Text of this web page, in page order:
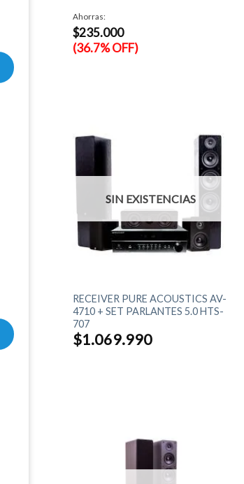
precio
actual
es:
$404.990.
Ahorras:
$235.000
(36.7% OFF)
SIN EXISTENCIAS
RECEIVER PURE ACOUSTICS AV-
4710 + SET PARLANTES 5.0 HTS-
707
$1.069.990